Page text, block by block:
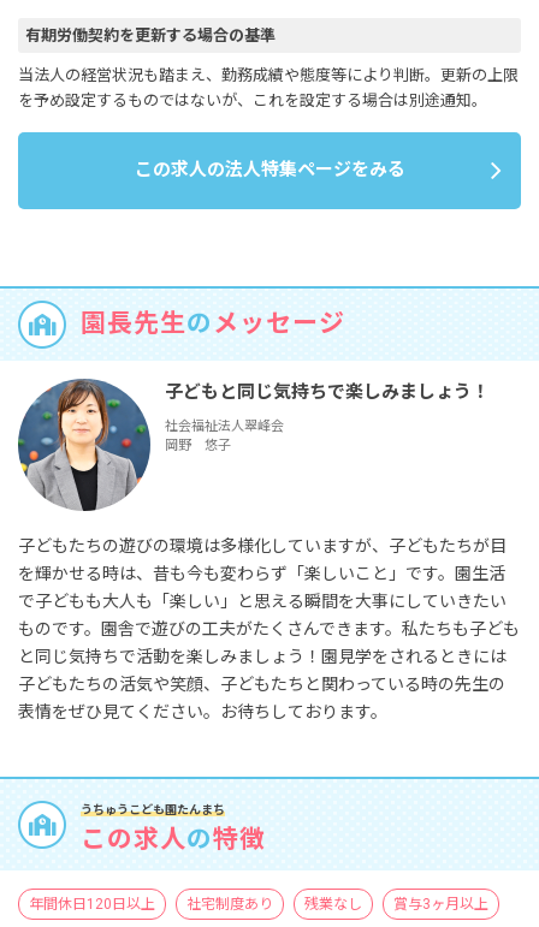
有期労働契約を更新する場合の基準
当法人の経営状況も踏まえ、勤務成績や態度等により判断。更新の上限
を予め設定するものではないが、これを設定する場合は別途通知。
この求人の法人特集ページをみる
園長先生の メッセージ
子どもと同じ気持ちで楽しみましょう！
社会福祉法人翠峰会
岡野 悠子
子どもたちの遊びの環境は多様化していますが、子どもたちが目
を輝かせる時は、昔も今も変わらず「楽しいこと」です。園生活
で子どもも大人も「楽しい」と思える瞬間を大事にしていきたい
ものです。園舎で遊びの工夫がたくさんできます。私たちも子ども
と同じ気持ちで活動を楽しみましょう！園見学をされるときには
子どもたちの活気や笑顔、子どもたちと関わっている時の先生の
表情をぜひ見てください。お待ちしております。
うちゅうこども園たんまち
この求人の特徴
年間休日120日以上 社宅制度あり 残業なし 賞与3ヶ月以上